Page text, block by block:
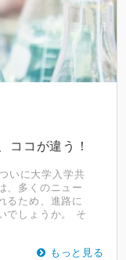
ココが違う！
いに大学入学共
、多くのニュー
るため、進路に
でしょうか。 そ
もっと見る